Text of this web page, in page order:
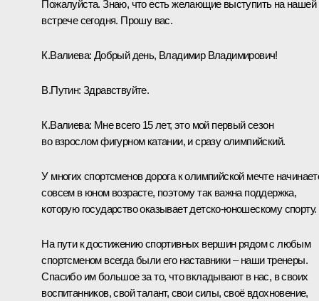
Пожалуйста. Знаю, что есть желающие выступить на нашей
встрече сегодня. Прошу вас.
К.Валиева: Добрый день, Владимир Владимирович!
В.Путин: Здравствуйте.
К.Валиева: Мне всего 15 лет, это мой первый сезон
во взрослом фигурном катании, и сразу олимпийский.
У многих спортсменов дорога к олимпийской мечте
совсем в юном возрасте, поэтому так важна поддержка,
которую государство оказывает детско-юношескому спорту.
На пути к достижению спортивных вершин рядом с любым
спортсменом всегда были его наставники – наши тренеры.
Спасибо им большое за то, что вкладывают в нас, в своих
воспитанников, свой талант, свои силы, своё вдохновение,